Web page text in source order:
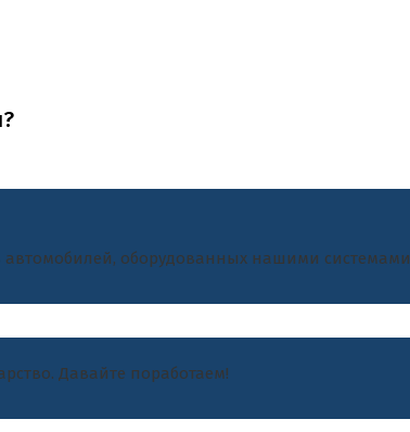
оборудованных нашими системами
Давайте поработаем!